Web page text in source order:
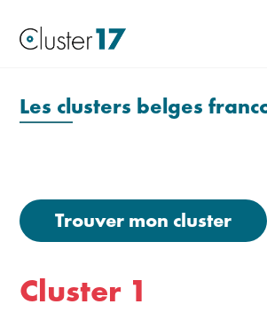
Les clusters belges
Trouver mon cluster
Cluster 1